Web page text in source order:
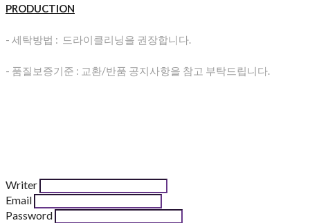
PRODUCTION
- 세탁방법 : 드라이클리닝을 권장합니다.
- 품질보증기준 : 교환/반품 공지사항을 참고 부탁드립니다.
Writer
Email
Password